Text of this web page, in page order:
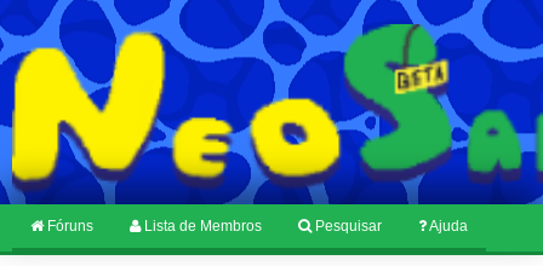
Fóruns Lista de Membros Pesquisar Ajuda